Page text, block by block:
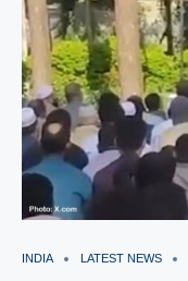
INDIA LATEST NEWS